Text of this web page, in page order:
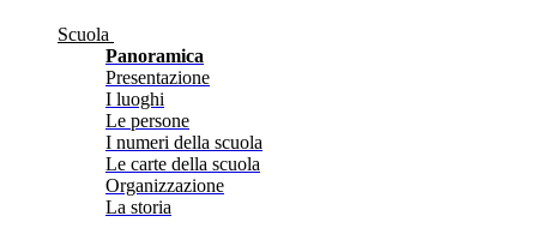
Scuola
Panoramica
Presentazione
I luoghi
Le persone
I numeri della scuola
Le carte della scuola
Organizzazione
La storia